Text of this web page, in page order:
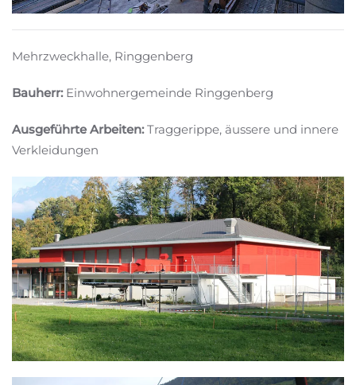
Mehrzweckhalle, Ringgenberg
Bauherr: Einwohnergemeinde Ringgenberg
Ausgeführte Arbeiten: Traggerippe, äussere und innere
Verkleidungen